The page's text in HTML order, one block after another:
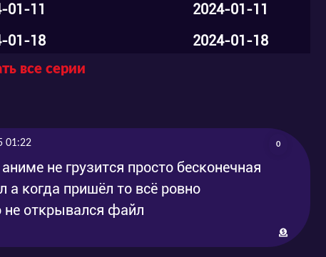
01-11
2024-01-11
01-18
2024-01-18
01-25
02-08
02-15
2024-02-15
02-22
2024-02-22
все серии
01:22 0
не грузится просто бесконечная
а когда пришёл то всё ровно
не открывался файл